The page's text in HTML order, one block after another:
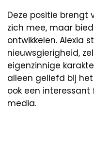
Deze positie brengt
zich mee, maar
ontwikkelen. Alexia
nieuwsgierigheid,
eigenzinnige
alleen geliefd bij
ook een
media.